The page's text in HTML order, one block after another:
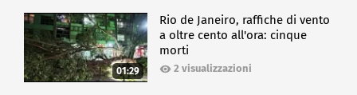
01:29
Rio de Janeiro, raffiche di vento
a oltre cento all'ora: cinque
morti
2 visualizzazioni